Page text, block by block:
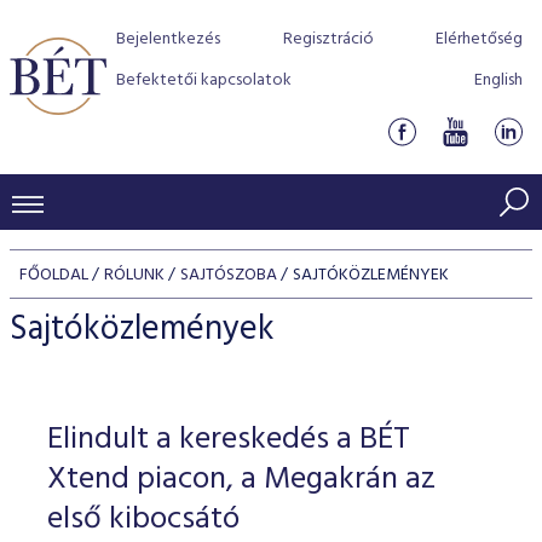
Bejelentkezés Regisztráció
Elérhetőség
Befektetői kapcsolatok
English
KERESKEDÉSI ADATOK
INDEXEK
Jelzáloglevél indexek
Vállalati kötvény indexek
Azonnali Piac
Részvények
Származékos piac
BEFEKTETŐK
Részvény szekció
Hitelpapír szekció
BÉT szabályzatok
Befektetővédelem
Alkalmazott díjstruktúra
Elszámolás
Részvény és vállalati kötvény tőzsdei bevezetését
program
BÉT Xtend - Részvénypiac egyszerűen
TŐZSDETAGOK
Tőzsdetagok, üzletkötők
VENDOROK
FŐOLDAL RÓLUNK SAJTÓSZOBA SAJTÓKÖZLEMÉNYEK
Sajtóközlemények
Elindult a kereskedés a BÉT
Xtend piacon, a Megakrán az
első kibocsátó